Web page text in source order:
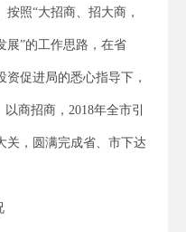
照“大招商、招大商，
展”的工作思路，在省
促进局的悉心指导下，
商招商，2018年全市引
关，圆满完成省、市下达